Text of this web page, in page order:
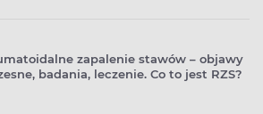
zapalenie stawów – objawy
badania, leczenie. Co to jest RZS?